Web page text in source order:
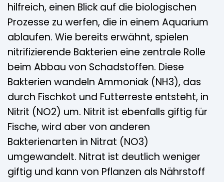
hilfreich, einen Blick auf die biologischen
Prozesse zu werfen, die in einem Aquarium
ablaufen. Wie bereits erwähnt, spielen
nitrifizierende Bakterien eine zentrale Rolle
beim Abbau von Schadstoffen. Diese
Bakterien wandeln Ammoniak (NH3), das
durch Fischkot und Futterreste entsteht, in
Nitrit (NO2) um. Nitrit ist ebenfalls giftig für
Fische, wird aber von anderen
Bakterienarten in Nitrat (NO3)
umgewandelt. Nitrat ist deutlich weniger
giftig und kann von Pflanzen als Nährstoff